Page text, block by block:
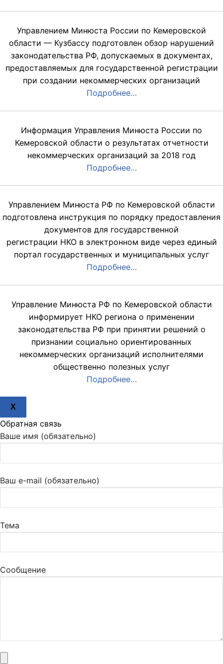
Управлением Минюста России по Кемеровской
области — Кузбассу подготовлен обзор нарушений
законодательства РФ, допускаемых в документах,
предоставляемых для государственной регистрации
при создании некоммерческих организаций
Подробнее…
Информация Управления Минюста России по
Кемеровской области о результатах отчетности
некоммерческих организаций за 2018 год
Подробнее…
Управлением Минюста РФ по Кемеровской области
подготовлена инструкция по порядку предоставления
документов для государственной
регистрации НКО в электронном виде через единый
портал государственных и муниципальных услуг
Подробнее…
Управление Минюста РФ по Кемеровской области
информирует НКО региона о применении
законодательства РФ при принятии решений о
признании социально ориентированных
некоммерческих организаций исполнителями
общественно полезных услуг
Подробнее…
X
Обратная связь
Ваше имя (обязательно)
Ваш e-mail (обязательно)
Тема
Сообщение